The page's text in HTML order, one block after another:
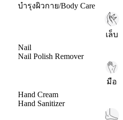
บำรุงผิวกาย/Body Care
เล็บ
Nail
Nail Polish Remover
มือ
Hand Cream
Hand Sanitizer